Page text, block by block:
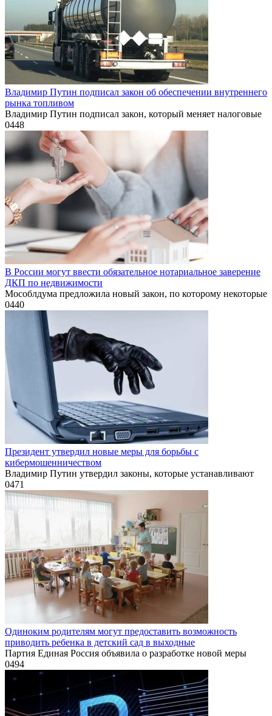
Владимир Путин подписал закон об обеспечении внутреннего
рынка топливом
Владимир Путин подписал закон, который меняет налоговые
0448
В России могут ввести обязательное нотариальное заверение
ДКП по недвижимости
Мособлдума предложила новый закон, по которому некоторые
0440
Президент утвердил новые меры для борьбы с
кибермошенничеством
Владимир Путин утвердил законы, которые устанавливают
0471
Одиноким родителям могут предоставить возможность
приводить ребенка в детский сад в выходные
Партия Единая Россия объявила о разработке новой меры
0494